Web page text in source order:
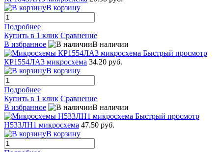
В корзину
Подробнее
Купить в 1 клик Сравнение
В избранное
В наличии
Быстрый просмотр
КР1554ЛА3 микросхема 34.20 руб.
В корзину
Подробнее
Купить в 1 клик Сравнение
В избранное
В наличии
Быстрый просмотр
Н533ЛН1 микросхема 47.50 руб.
В корзину